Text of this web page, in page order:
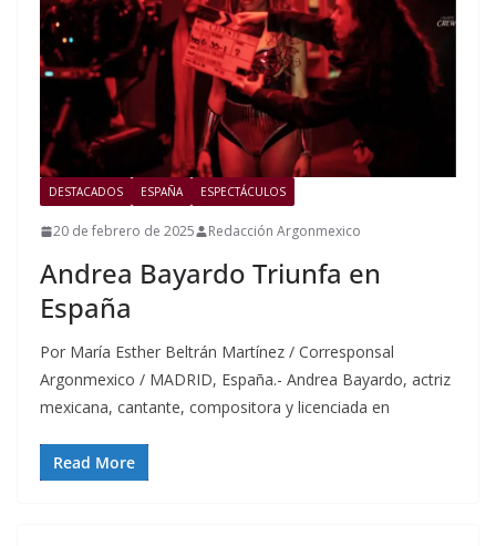
DESTACADOS ESPAÑA ESPECTÁCULOS
20 de febrero de 2025 Redacción Argonmexico
Andrea Bayardo Triunfa en
España
Por María Esther Beltrán Martínez / Corresponsal
Argonmexico / MADRID, España.- Andrea Bayardo, actriz
mexicana, cantante, compositora y licenciada en
Read More